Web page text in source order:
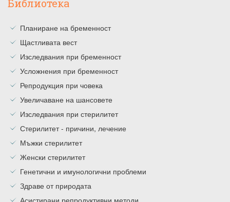
Библиотека
Планиране на бременност
Щастливата вест
Изследвания при бременност
Усложнения при бременност
Репродукция при човека
Увеличаване на шансовете
Изследвания при стерилитет
Стерилитет - причини, лечение
Мъжки стерилитет
Женски стерилитет
Генетични и имунологични проблеми
Здраве от природата